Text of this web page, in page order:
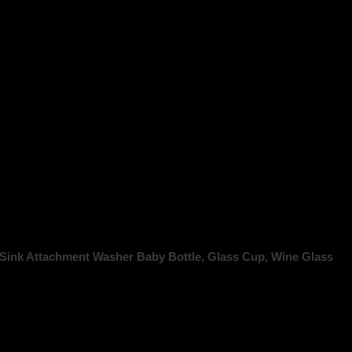
Attachment Washer Baby Bottle, Glass Cup, Wine Glass